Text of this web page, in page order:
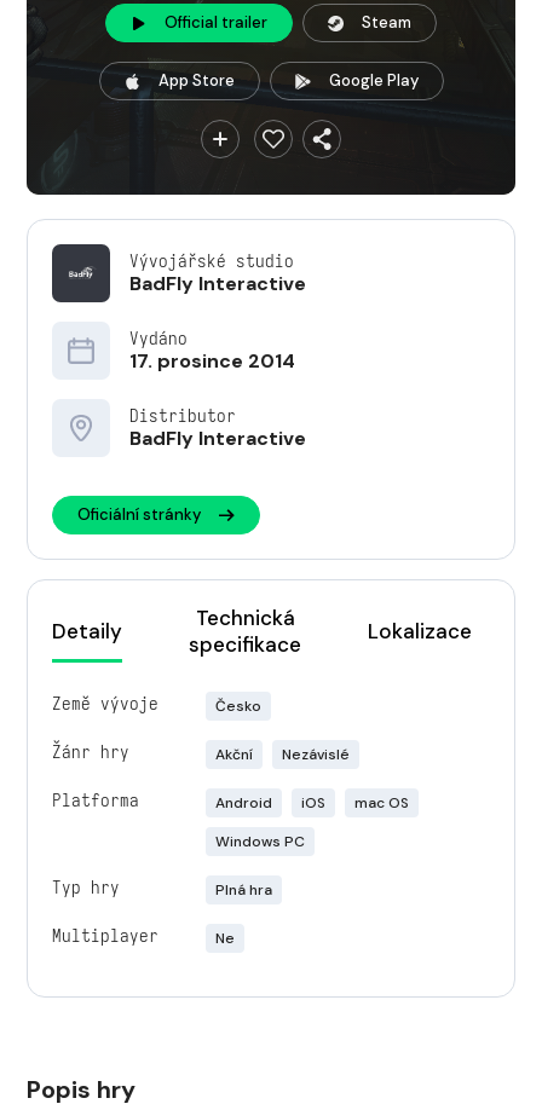
Official trailer Steam
App Store Google Play
Vývojářské studio
BadFly Interactive
Vydáno
17. prosince 2014
Distributor
BadFly Interactive
Oficiální stránky
Detaily
Technická
specifikace
Lokalizace
Země vývoje Česko
Žánr hry Akční Nezávislé
Platforma Android iOS
mac OS
Windows PC
Typ hry Plná hra
Multiplayer Ne
Popis hry